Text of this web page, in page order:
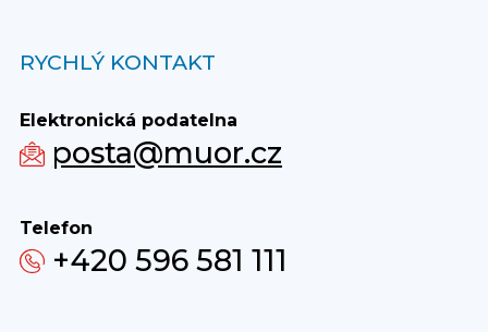
RYCHLÝ KONTAKT
Elektronická podatelna
posta@muor.cz
Telefon
+420 596 581 111